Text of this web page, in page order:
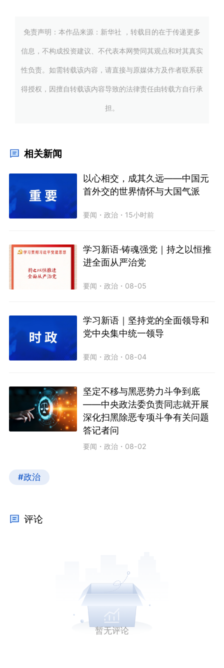
免责声明：本作品来源：新华社 ，转载目的在于传递更多
信息，不构成投资建议、不代表本网赞同其观点和对其真实
性负责。如需转载该内容，请直接与原媒体方及作者联系获
得授权，因擅自转载该内容导致的法律责任由转载方自行承
担。
相关新闻
以心相交，成其久远——中国元
首外交的世界情怀与大国气派
要闻 ・政治 ・ 15小时前
学习新语·铸魂强党｜持之以恒推
进全面从严治党
要闻 ・政治 ・ 08-05
学习新语｜坚持党的全面领导和
党中央集中统一领导
要闻 ・政治 ・ 08-04
坚定不移与黑恶势力斗争到底
——中央政法委负责同志就开展
深化扫黑除恶专项斗争有关问题
答记者问
要闻 ・政治 ・ 08-02
#政治
评论
暂无评论